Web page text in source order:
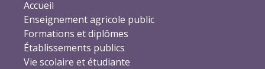
Accueil
Enseignement agricole public
Formations et diplômes
Établissements publics
Vie scolaire et étudiante